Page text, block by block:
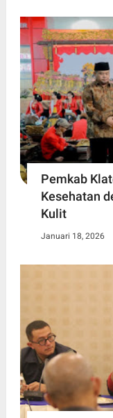
Pemkab
Kesehatan
Kulit
Januari 18, 2026